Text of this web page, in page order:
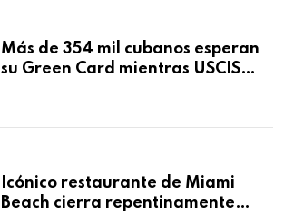
Más de 354 mil cubanos esperan
su Green Card mientras USCIS
Icónico restaurante de Miami
Beach cierra repentinamente